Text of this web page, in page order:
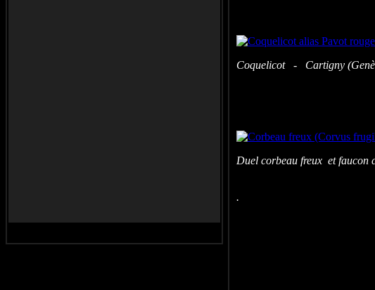
Coquelicot - Cartigny
Duel corbeau freux et
.